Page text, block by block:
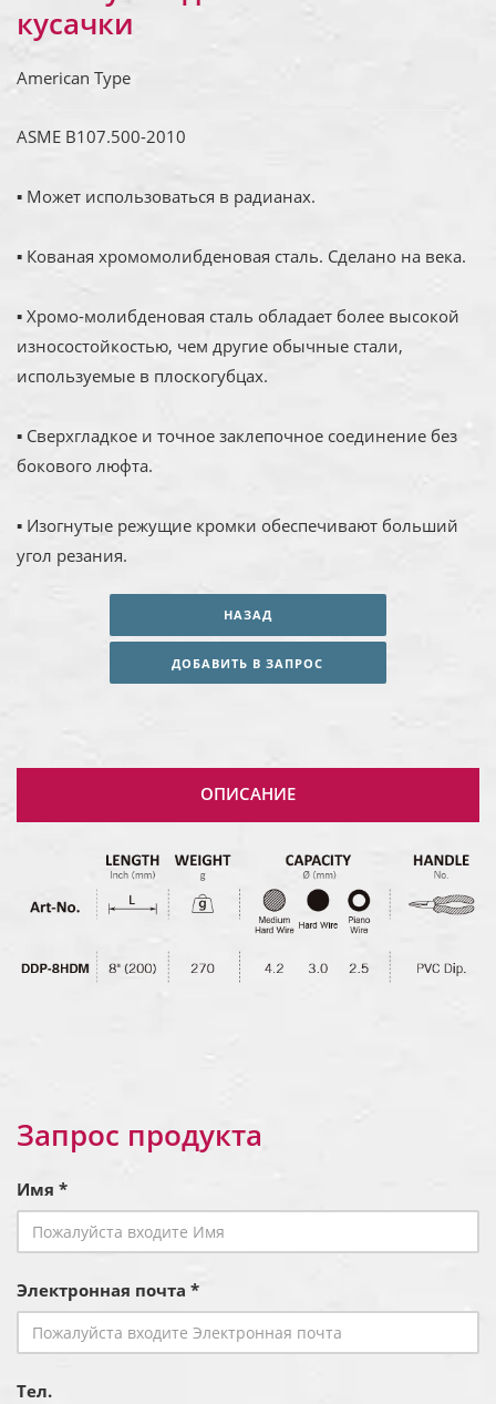
кусачки
American Type
ASME B107.500-2010
▪ Может использоваться в радианах.
▪ Кованая хромомолибденовая сталь. Сделано на века.
▪ Хромо-молибденовая сталь обладает более высокой
износостойкостью, чем другие обычные стали,
используемые в плоскогубцах.
▪ Сверхгладкое и точное заклепочное соединение без
бокового люфта.
▪ Изогнутые режущие кромки обеспечивают больший
угол резания.
НАЗАД
ДОБАВИТЬ В ЗАПРОС
ОПИСАНИЕ
Запрос продукта
Имя *
Электронная почта *
Тел.